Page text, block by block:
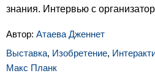
знания. Интервью с
Автор: Атаева Дженнет
Выставка, Изобретение,
Макс Планк